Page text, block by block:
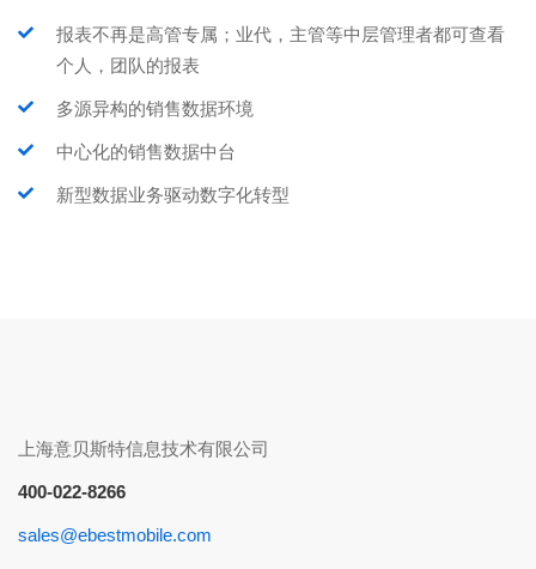
报表不再是高管专属；业代，主管等中层管理者都可查看
个人，团队的报表
多源异构的销售数据环境
中心化的销售数据中台
新型数据业务驱动数字化转型
上海意贝斯特信息技术有限公司
400-022-8266
sales@ebestmobile.com